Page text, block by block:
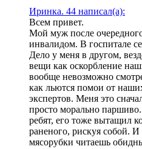
Иринка. 44 написал(а):
Всем привет.
Мой муж после
инвалидом. В госпитале
Дело у меня в другом,
вещи как оскорбление
вообще невозможно
как льются помои от
экспертов. Меня это
просто морально
ребят, его тоже вытащил
раненого, рискуя собой. И
мясорубки читаешь